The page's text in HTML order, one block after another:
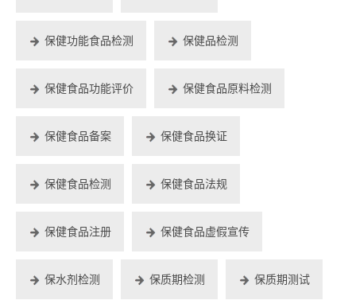
保健功能食品检测 保健品检测
保健食品功能评价 保健食品原料检测
保健食品备案 保健食品换证
保健食品检测 保健食品法规
保健食品注册 保健食品虚假宣传
保水剂检测 保质期检测 保质期测试